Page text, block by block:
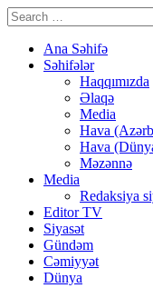
Ana Səhifə
Səhifələr
Haqqımızda
Əlaqə
Media
Hava
Hava
Məzənnə
Media
Redaksiya
Editor TV
Siyasət
Gündəm
Cəmiyyət
Dünya